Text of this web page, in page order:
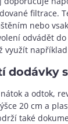
filtrace.
nebo
odvádět
využít
dodávky
a odtok,
20 cm a
také